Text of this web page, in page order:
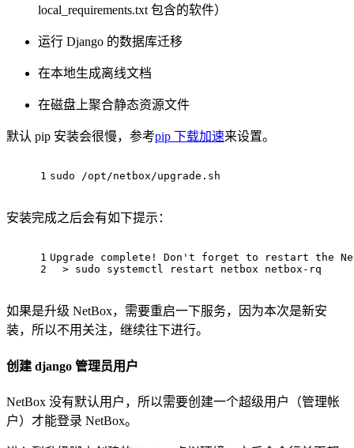
local_requirements.txt 包含的软件）
运行 Django 的数据库迁移
在本地生成离线文档
在磁盘上聚合静态资源文件
默认 pip 安装会很慢，参考pip 下载加速来设置。
1 sudo /opt/netbox/upgrade.sh
安装完成之后会有如下提示：
1
2
Upgrade complete! Don't forget to restart the
  > sudo systemctl restart netbox netbox-rq
如果是升级 NetBox，需要重启一下服务，因为本次是新安
装，所以不用关注，继续往下进行。
创建 django 管理员用户
NetBox 没有默认用户，所以需要创建一个超级用户（管理帐
户）才能登录 NetBox。